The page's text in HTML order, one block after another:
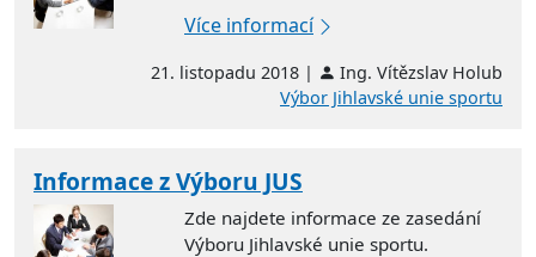
Více informací
21. listopadu 2018 |
Ing. Vítězslav Holub
Výbor Jihlavské unie sportu
Informace z Výboru JUS
Zde najdete informace ze zasedání
Výboru Jihlavské unie sportu.